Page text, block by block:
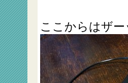
ここからはザ